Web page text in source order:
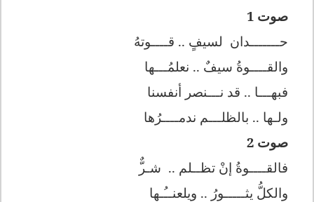
صوت 1
حـــــــدان لسيفٍ .. قــــوتهُ
والقــــوةُ سيفٌ .. نعلمُـــها
فبهـــا .. قد نـــنصر أنفسنا
ولـها .. بالظلـــم ندمــــرُها
صوت 2
فالقــــوةُ إنْ تظــلم .. شـر
والكلُّ يثـــــورُ .. ويلعنــُـها